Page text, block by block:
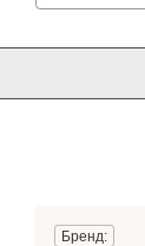
Бренд: